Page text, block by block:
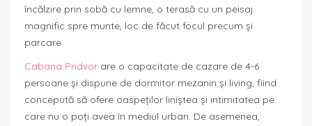
încălzire prin sobă cu lemne, o terasă cu un peisaj
magnific spre munte, loc de făcut focul precum și
parcare.
Cabana Pridvor are o capacitate de cazare de 4-6
persoane și dispune de dormitor mezanin și living, fiind
concepută să ofere oaspeților liniștea și intimitatea pe
care nu o poți avea în mediul urban. De asemenea,